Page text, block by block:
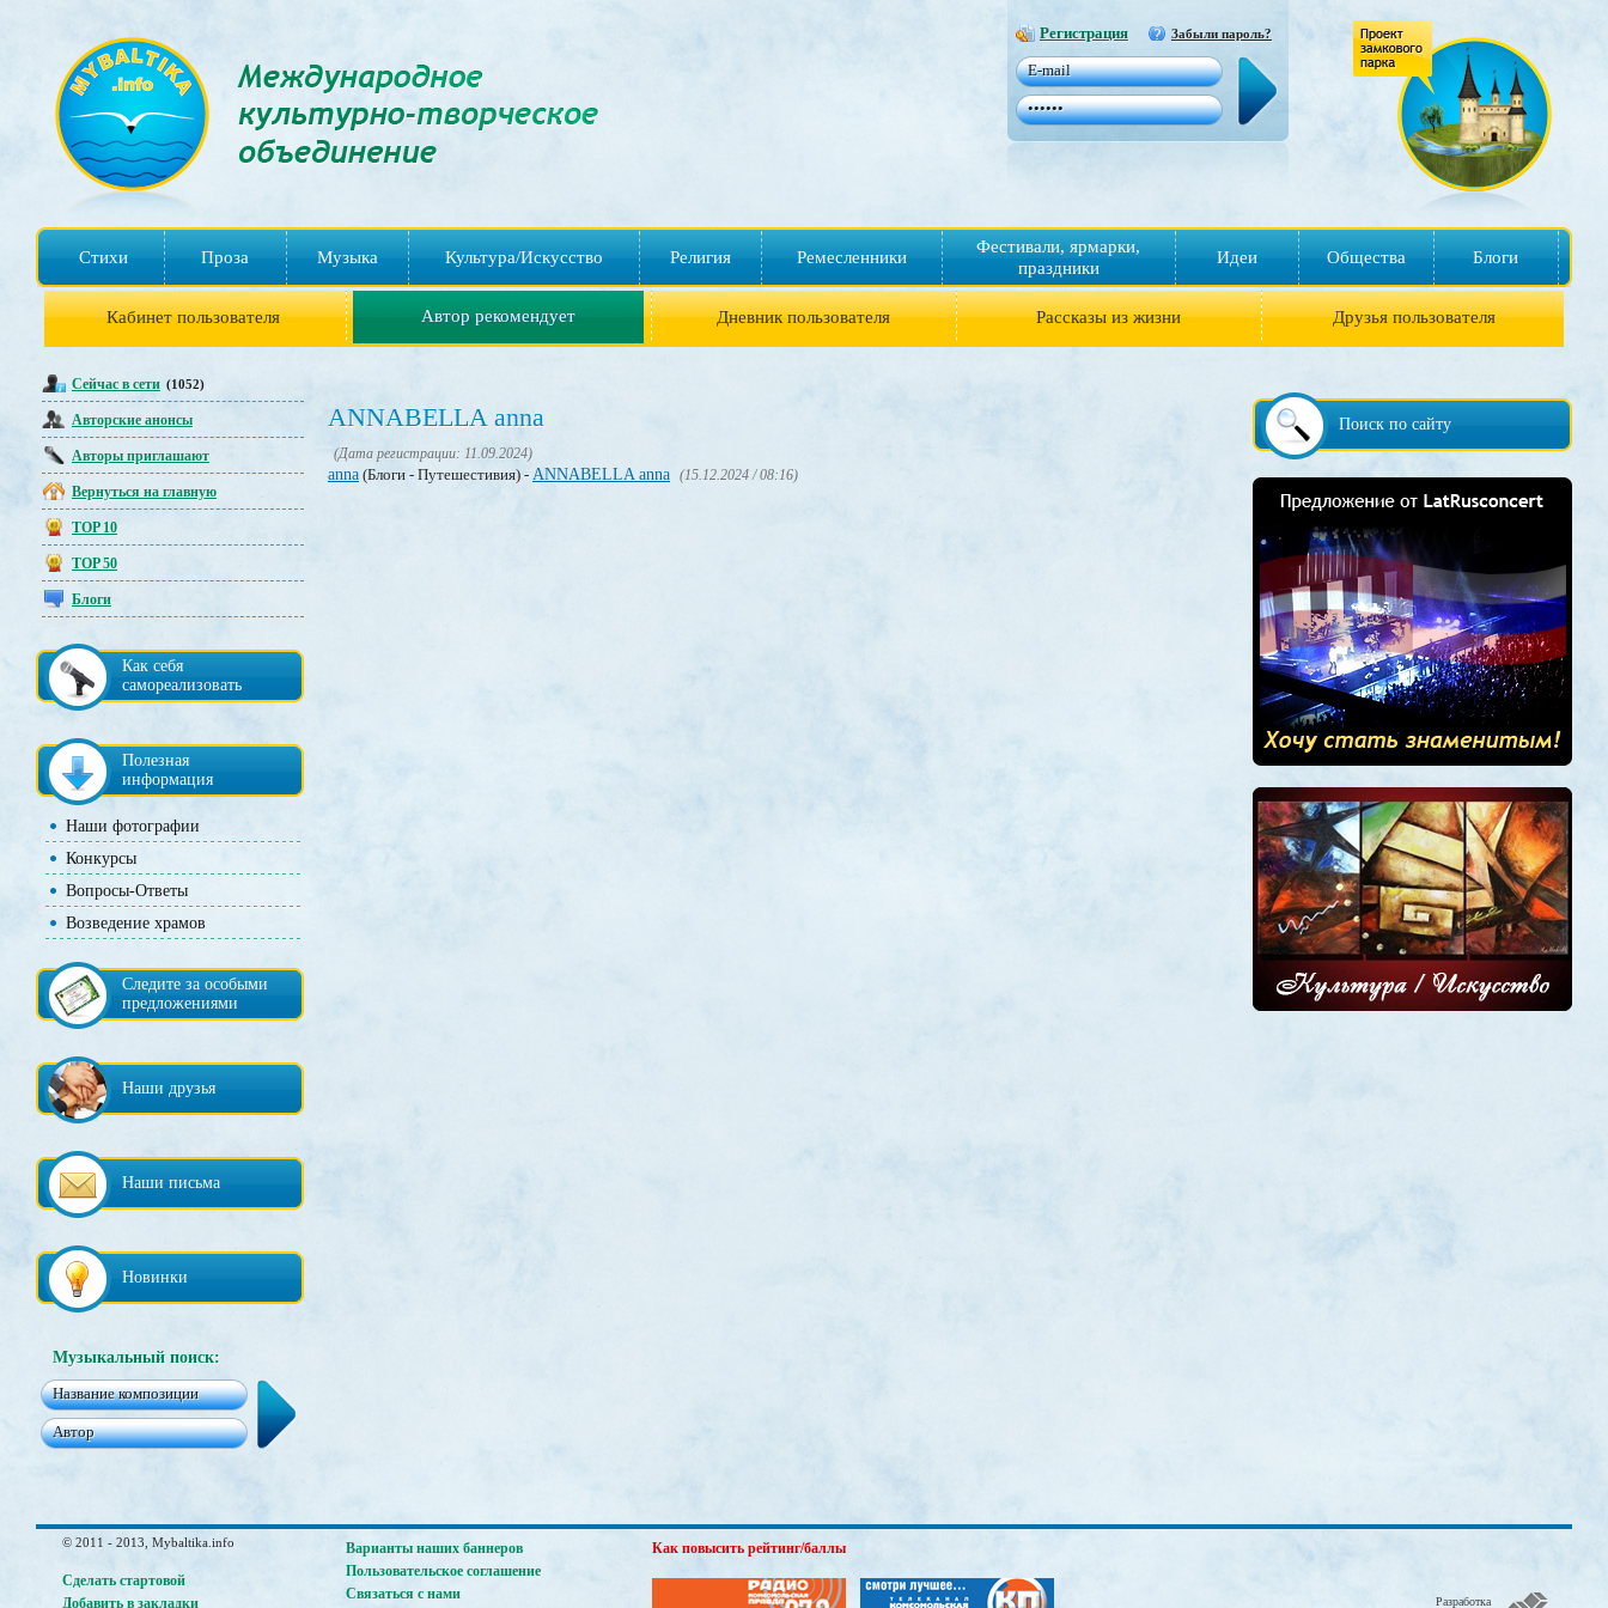
Регистрация Забыли пароль?
Стихи Проза Музыка Культура/Искусство Религия Ремесленники
Фестивали, ярмарки,
праздники
Идеи Общества Блоги
Кабинет пользователя Автор рекомендует Дневник пользователя Рассказы из жизни Друзья пользователя
Сейчас в сети (1052)
Авторские анонсы
Авторы приглашают
Вернуться на главную
TOP 10
TOP 50
Блоги
Как себя
самореализовать
Полезная
информация
Наши фотографии
Конкурсы
Вопросы-Ответы
Возведение храмов
Следите за особыми
предложениями
Наши друзья
Наши письма
Новинки
Музыкальный поиск:
Поиск по сайту
ANNABELLA anna
(Дата регистрации: 11.09.2024)
anna (Блоги - Путешестивия) - ANNABELLA anna (15.12.2024 / 08:16)
© 2011 - 2013, Mybaltika.info
Сделать стартовой
Добавить в закладки
Варианты наших баннеров
Пользовательское соглашение
Связаться с нами
Как повысить рейтинг/баллы
Разработка